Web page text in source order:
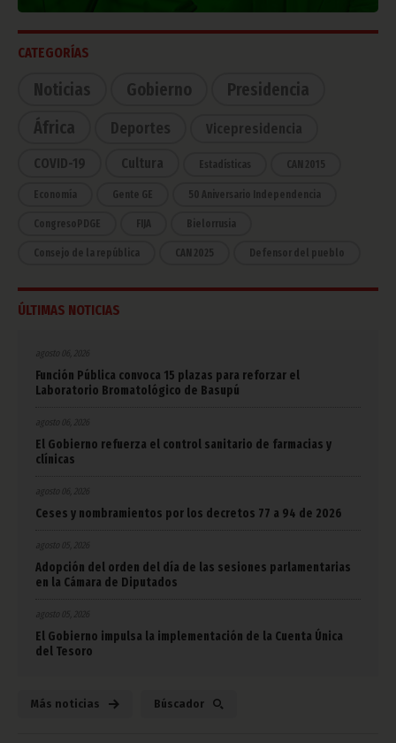
CATEGORÍAS
Noticias Gobierno
Presidencia
África
Deportes Vicepresidencia
COVID-19 Cultura Estadísticas CAN 2015
Economía Gente GE 50 Aniversario Independencia
CongresoPDGE FIJA Bielorrusia
Consejo de la república CAN 2025 Defensor del pueblo
ÚLTIMAS NOTICIAS
agosto 06, 2026
Función Pública convoca 15 plazas para reforzar el
Laboratorio Bromatológico de Basupú
agosto 06, 2026
El Gobierno refuerza el control sanitario de farmacias y
clínicas
agosto 06, 2026
Ceses y nombramientos por los decretos 77 a 94 de 2026
agosto 05, 2026
Adopción del orden del día de las sesiones parlamentarias
en la Cámara de Diputados
agosto 05, 2026
El Gobierno impulsa la implementación de la Cuenta Única
del Tesoro
Más noticias Búscador